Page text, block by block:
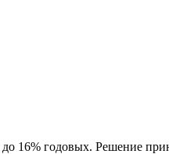
16% годовых. Решение